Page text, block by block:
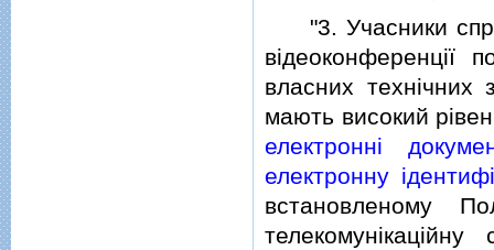
"3. Учасники
вiдеоконференцiї
власних технiчних
мають високий
електроннi
електронну
встановленому